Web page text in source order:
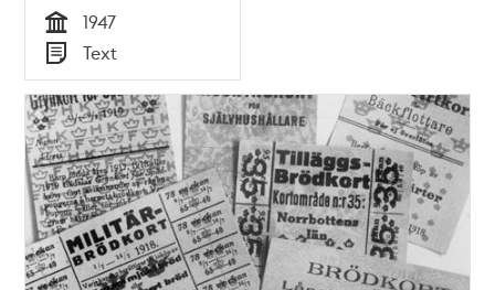
Tid
1947
Typ
Text